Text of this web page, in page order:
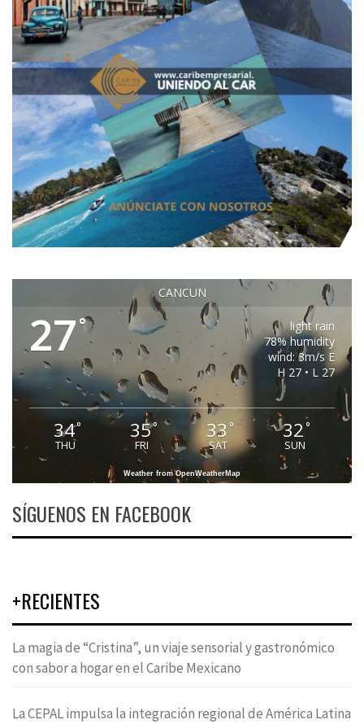
CANCUN
27°
light rain
78% humidity
wind: 3m/s E
H 27 • L 27
34°
THU
35°
FRI
33 °
SAT
32°
SUN
Weather from OpenWeatherMap
SÍGUENOS EN FACEBOOK
+RECIENTES
La magia de “Cristina”, un viaje sensorial y gastronómico
con sabor a hogar en el Caribe Mexicano
La CEPAL impulsa la integración regional de América Latina